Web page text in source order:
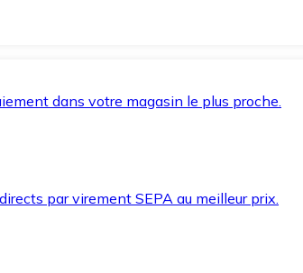
dans votre magasin le plus proche.
par virement SEPA au meilleur prix.